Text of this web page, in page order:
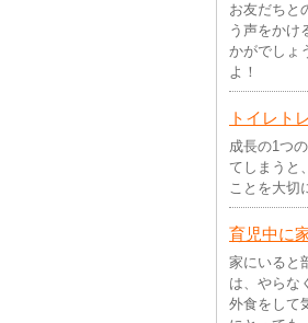
お友だちと
う声をかけ
かがでしょ
よ！
トイレト
成長の1つ
てしまうと
ことを大切
育児中に
家にいると
は、やらな
外食をして